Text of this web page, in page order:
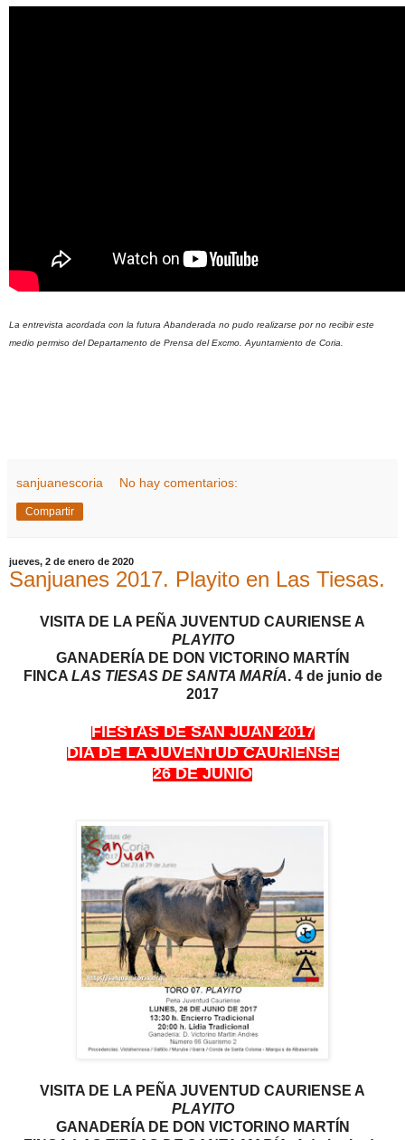
La entrevista acordada con la futura Abanderada no pudo realizarse por no recibir este
medio permiso del Departamento de Prensa del Excmo. Ayuntamiento de Coria.
sanjuanescoria No hay comentarios:
Compartir
jueves, 2 de enero de 2020
Sanjuanes 2017. Playito en Las Tiesas.
VISITA DE LA PEÑA JUVENTUD CAURIENSE A
PLAYITO
GANADERÍA DE DON VICTORINO MARTÍN
FINCA LAS TIESAS DE SANTA MARÍA. 4 de junio de
2017
FIESTAS DE SAN JUAN 2017
DÍA DE LA JUVENTUD CAURIENSE
26 DE JUNIO
VISITA DE LA PEÑA JUVENTUD CAURIENSE A
PLAYITO
GANADERÍA DE DON VICTORINO MARTÍN